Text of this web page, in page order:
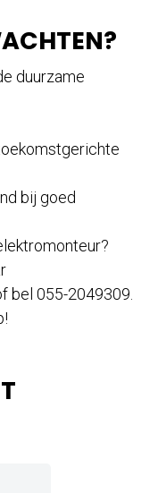
duurzame
bij goed
bel 055-2049309.